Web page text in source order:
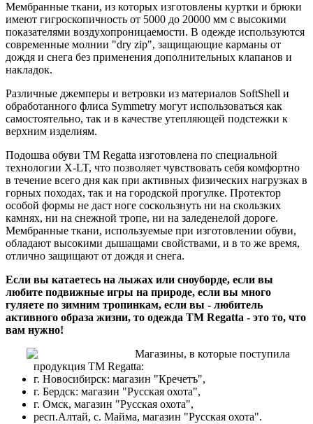
Мембранные ткани, из которых изготовлены куртки и брюки
имеют гигроскопичность от 5000 до 20000 мм с высокими
показателями воздухопроницаемости. В одежде используются
современные молнии "dry zip", защищающие карманы от
дождя и снега без применения дополнительных клапанов и
накладок.
Различные джемперы и ветровки из материалов SoftShell и
обработанного флиса Symmetry могут использоваться как
самостоятельно, так и в качестве утепляющей подстежки к
верхним изделиям.
Подошва обуви ТМ Regatta изготовлена по специальной
технологии X-LT, что позволяет чувствовать себя комфортно
в течение всего дня как при активных физических нагрузках в
горных походах, так и на городской прогулке. Протектор
особой формы не даст ноге соскользнуть ни на скользких
камнях, ни на снежной тропе, ни на заледенелой дороге.
Мембранные ткани, используемые при изготовлении обуви,
обладают высокими дышащами свойствами, и в то же время,
отлично защищают от дождя и снега.
Если вы катаетесь на лыжах или сноуборде, если вы
любите подвижные игры на природе, если вы много
гуляете по зимним тропинкам, если вы - любитель
активного образа жизни, то одежда ТМ Regatta - это то, что
вам нужно!
Магазины, в которые поступила
продукция ТМ Regatta:
г. Новосибирск: магазин "Кречетъ",
г. Бердск: магазин "Русская охота",
г. Омск, магазин "Русская охота",
респ.Алтай, с. Майма, магазин "Русская охота".